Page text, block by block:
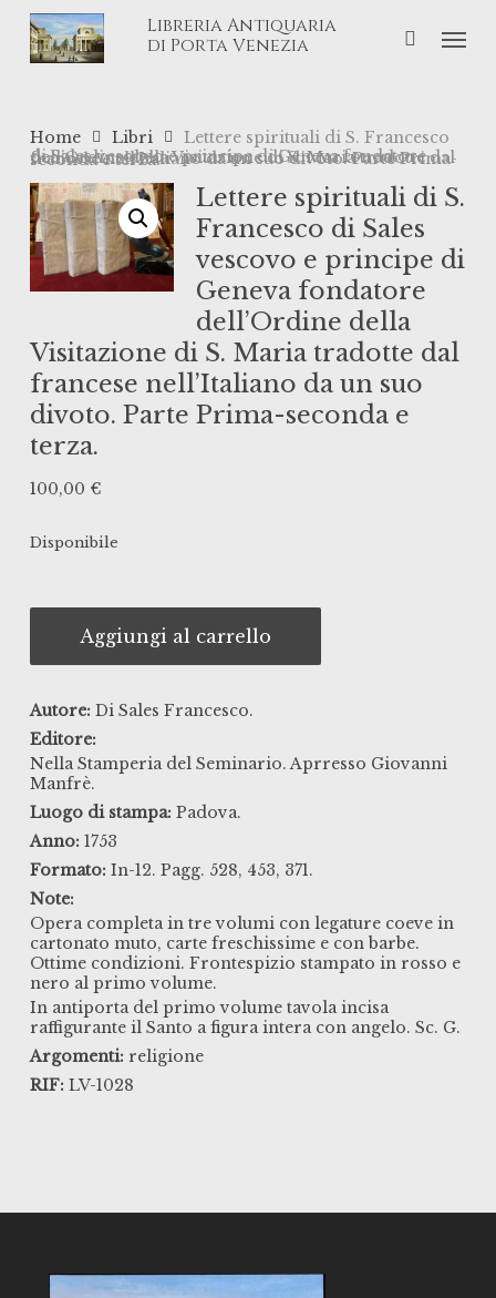
Skip
Libreria Antiquaria
di Porta Venezia
Home Libri
Lettere spirituali di S. Francesco
di Sales vescovo e principe di Geneva fondatore dell’Ordine della Visitazione di S. Maria tradotte dal francese nell’Italiano da un suo divoto. Parte Prima-seconda e terza.
Lettere spirituali di S.
Francesco di Sales
vescovo e principe di
Geneva fondatore
dell’Ordine della
Visitazione di S. Maria tradotte dal
francese nell’Italiano da un suo
divoto. Parte Prima-seconda e
terza.
100,00 €
Disponibile
Aggiungi al carrello
Autore: Di Sales Francesco.
Editore:
Nella Stamperia del Seminario. Aprresso Giovanni
Manfrè.
Luogo di stampa: Padova.
Anno: 1753
Formato: In-12. Pagg. 528, 453, 371.
Note:
Opera completa in tre volumi con legature coeve in
cartonato muto, carte freschissime e con barbe.
Ottime condizioni. Frontespizio stampato in rosso e
nero al primo volume.
In antiporta del primo volume tavola incisa
raffigurante il Santo a figura intera con angelo. Sc. G.
Argomenti: religione
RIF: LV-1028